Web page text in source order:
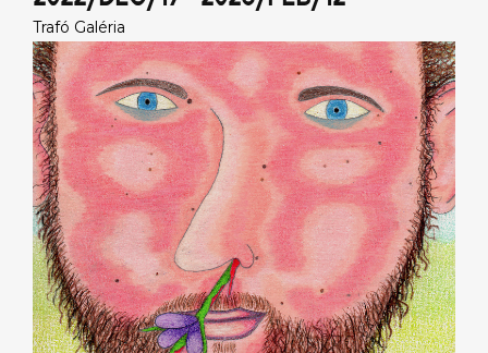
Trafó Galéria